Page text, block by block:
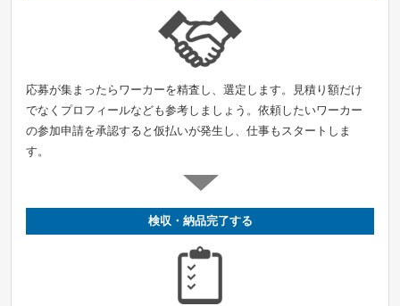
応募が集まったらワーカーを精査し、選定します。見積り額だけ
でなくプロフィールなども参考しましょう。依頼したいワーカー
の参加申請を承認すると仮払いが発生し、仕事もスタートしま
す。
検収・納品完了する